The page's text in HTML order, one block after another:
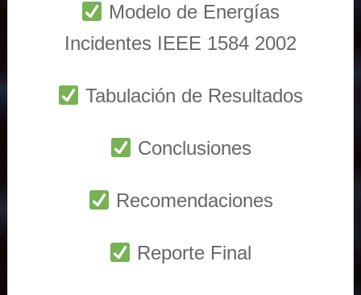
Modelo de Energías
Incidentes IEEE 1584 2002
Tabulación de Resultados
Conclusiones
Recomendaciones
Reporte Final